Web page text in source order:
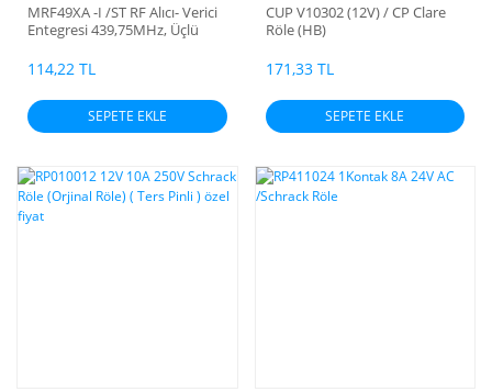
MRF49XA -I /ST RF Alıcı- Verici
Entegresi 439,75MHz, Üçlü
TSSOP
114,22 TL
SEPETE EKLE
CUP V10302 (12V) / CP Clare
Röle (HB)
171,33 TL
SEPETE EKLE